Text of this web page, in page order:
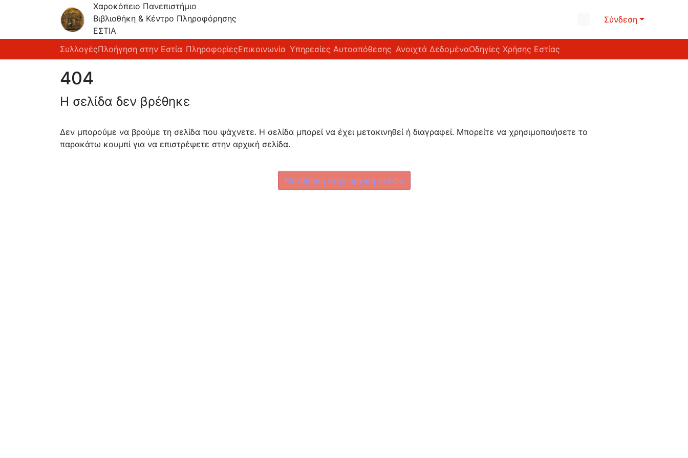
Χαροκόπειο Πανεπιστήμιο
Βιβλιοθήκη & Κέντρο Πληροφόρησης
ΕΣΤΙΑ
Σύνδεση
ΣυλλογέςΠλοήγηση στην Εστία ΠληροφορίεςΕπικοινωνία Υπηρεσίες Αυτοαπόθεσης Ανοιχτά ΔεδομέναΟδηγίες Χρήσης Εστίας
404
Η σελίδα δεν βρέθηκε
Δεν μπορούμε να βρούμε τη σελίδα που ψάχνετε. Η σελίδα μπορεί να έχει μετακινηθεί ή διαγραφεί. Μπορείτε να χρησιμοποιήσετε το
παρακάτω κουμπί για να επιστρέψετε στην αρχική σελίδα.
Μετάβαση στην αρχική σελίδα